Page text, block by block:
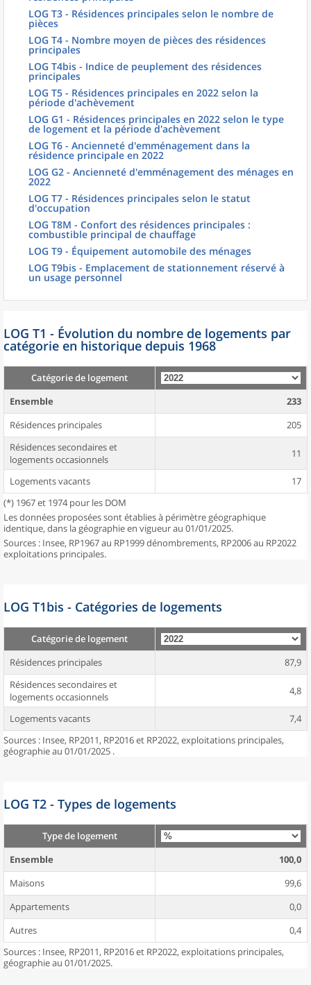
LOG T3 - Résidences principales selon le nombre de
pièces
LOG T4 - Nombre moyen de pièces des résidences
principales
LOG T4bis - Indice de peuplement des résidences
principales
LOG T5 - Résidences principales en 2022 selon la
période d'achèvement
LOG G1 - Résidences principales en 2022 selon le type
de logement et la période d'achèvement
LOG T6 - Ancienneté d'emménagement dans la
résidence principale en 2022
LOG G2 - Ancienneté d'emménagement des ménages en
2022
LOG T7 - Résidences principales selon le statut
d'occupation
LOG T8M - Confort des résidences principales :
combustible principal de chauffage
LOG T9 - Équipement automobile des ménages
LOG T9bis - Emplacement de stationnement réservé à
un usage personnel
LOG T1 - Évolution du nombre de logements par
catégorie en historique depuis 1968
Catégorie de logement
Ensemble
233
Résidences principales
205
Résidences secondaires et
logements occasionnels
11
Logements vacants
17
(*) 1967 et 1974 pour les DOM
Les données proposées sont établies à périmètre géographique
identique, dans la géographie en vigueur au 01/01/2025.
Sources : Insee, RP1967 au RP1999 dénombrements, RP2006 au RP2022
exploitations principales.
LOG T1bis - Catégories de logements
Catégorie de logement
Résidences principales
87,9
Résidences secondaires et
logements occasionnels
4,8
Logements vacants
7,4
Sources : Insee, RP2011, RP2016 et RP2022, exploitations principales,
géographie au 01/01/2025 .
LOG T2 - Types de logements
Type de logement
Ensemble
100,0
Maisons
99,6
Appartements
0,0
Autres
0,4
Sources : Insee, RP2011, RP2016 et RP2022, exploitations principales,
géographie au 01/01/2025.